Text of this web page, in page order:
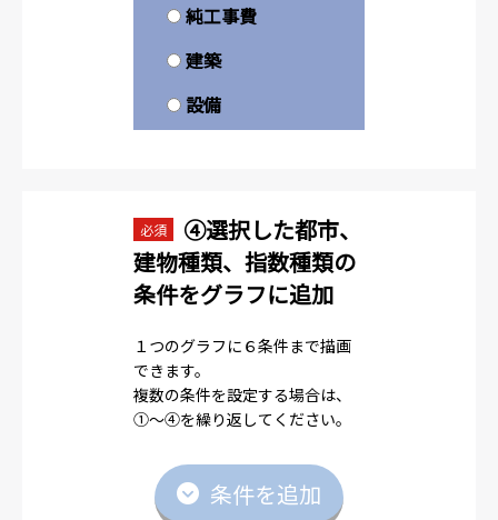
純工事費
建築
設備
必須
④選択した都市、
建物種類、指数種類の
条件をグラフに追加
１つのグラフに６条件まで描画
できます。
複数の条件を設定する場合は、
①～④を繰り返してください。
条件を追加